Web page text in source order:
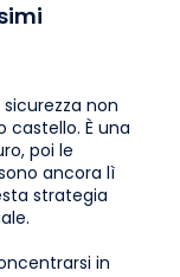
non
È una
poi le
ancora lì
strategia
in